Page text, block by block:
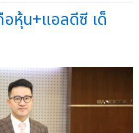
หุ้น+แอลดีซี เด็